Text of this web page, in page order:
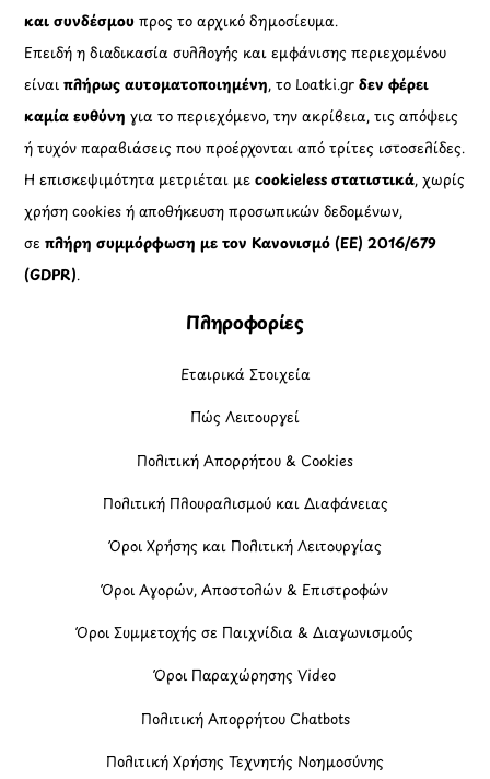
και συνδέσμου προς το αρχικό δημοσίευμα.
Επειδή η διαδικασία συλλογής και εμφάνισης περιεχομένου
είναιπλήρως αυτοματοποιημένη, το Loatki.grδεν φέρει
καμία ευθύνη για το περιεχόμενο, την ακρίβεια, τις απόψεις
ή τυχόν παραβιάσεις που προέρχονται από τρίτες ιστοσελίδες.
Η επισκεψιμότητα μετριέται μεcookieless στατιστικά, χωρίς
χρήση cookies ή αποθήκευση προσωπικών δεδομένων,
σεπλήρη συμμόρφωση με τον Κανονισμό (ΕΕ) 2016/679
(GDPR).
Πληροφορίες
Εταιρικά Στοιχεία
Πώς Λειτουργεί
Πολιτική Απορρήτου & Cookies
Πολιτική Πλουραλισμού και Διαφάνειας
Όροι Χρήσης και Πολιτική Λειτουργίας
Όροι Αγορών, Αποστολών & Επιστροφών
Όροι Συμμετοχής σε Παιχνίδια & Διαγωνισμούς
Όροι Παραχώρησης Video
Πολιτική Απορρήτου Chatbots
Πολιτική Χρήσης Τεχνητής Νοημοσύνης